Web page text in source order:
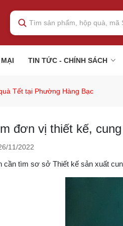
TIN TỨC - CHÍNH SÁCH
Tết tại Phường Hàng Bạc
đơn vị thiết kế,
11/2022
cần tìm sơ sở Thiết kế sản xuất